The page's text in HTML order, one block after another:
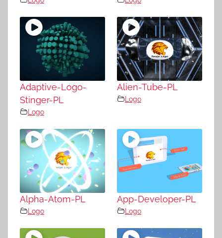
Adaptive-Logo-
Stinger-PL
Logo
Alien-Tube-PL
Logo
Alpha-Atom-PL
Logo
App-Developer-PL
Logo